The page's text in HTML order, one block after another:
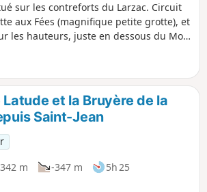
sur les contreforts du Larzac. Circuit
aux Fées (magnifique petite grotte), et
les hauteurs, juste en dessous du Mont
Latude et la Bruyère de la
Saint-Jean
m -347 m
5h 25